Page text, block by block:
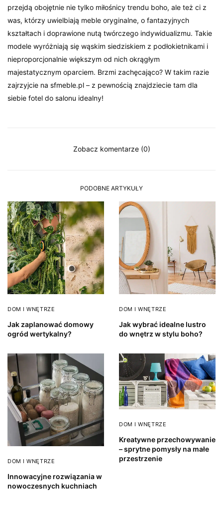
przejdą obojętnie nie tylko miłośnicy trendu boho, ale też ci z
was, którzy uwielbiają meble oryginalne, o fantazyjnych
kształtach i doprawione nutą twórczego indywidualizmu. Takie
modele wyróżniają się wąskim siedziskiem z podłokietnikami i
nieproporcjonalnie większym od nich okrągłym
majestatycznym oparciem. Brzmi zachęcająco? W takim razie
zajrzyjcie na sfmeble.pl – z pewnością znajdziecie tam dla
siebie fotel do salonu idealny!
Zobacz komentarze (0)
PODOBNE ARTYKUŁY
DOM I WNĘTRZE
Jak zaplanować domowy
ogród wertykalny?
DOM I WNĘTRZE
Jak wybrać idealne lustro
do wnętrz w stylu boho?
DOM I WNĘTRZE
Innowacyjne rozwiązania w
nowoczesnych kuchniach
DOM I WNĘTRZE
Kreatywne przechowywanie
– sprytne pomysły na małe
przestrzenie